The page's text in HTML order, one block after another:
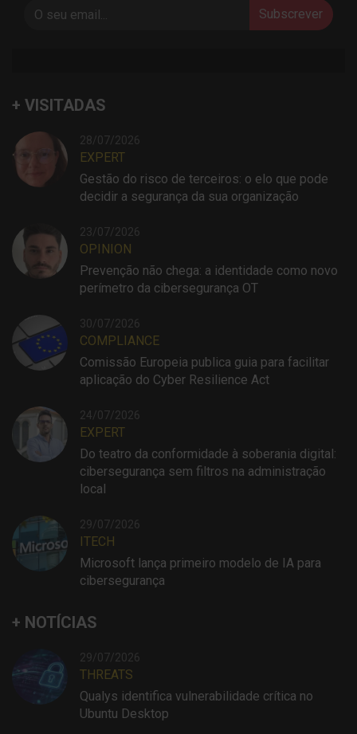
Subscrever
+ VISITADAS
28/07/2026
EXPERT
Gestão do risco de terceiros: o elo que pode
decidir a segurança da sua organização
23/07/2026
OPINION
Prevenção não chega: a identidade como novo
perímetro da cibersegurança OT
30/07/2026
COMPLIANCE
Comissão Europeia publica guia para facilitar
aplicação do Cyber Resilience Act
24/07/2026
EXPERT
Do teatro da conformidade à soberania digital:
cibersegurança sem filtros na administração
local
29/07/2026
ITECH
Microsoft lança primeiro modelo de IA para
cibersegurança
+ NOTÍCIAS
29/07/2026
THREATS
Qualys identifica vulnerabilidade crítica no
Ubuntu Desktop